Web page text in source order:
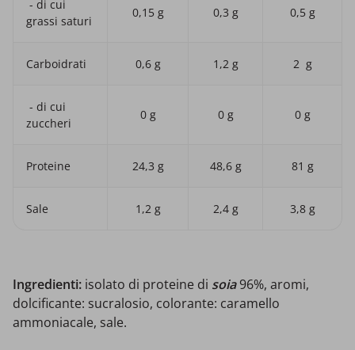
- di cui
grassi saturi
0,15 g 0,3 g 0,5 g
Carboidrati 0,6 g 1,2 g 2 g
- di cui
zuccheri
0 g 0 g 0 g
Proteine 24,3 g 48,6 g 81 g
Sale 1,2 g 2,4 g 3,8 g
Ingredienti: isolato di proteine di soia96%, aromi,
dolcificante: sucralosio, colorante: caramello
ammoniacale, sale.